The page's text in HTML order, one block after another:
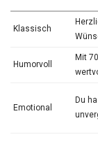
Klassisch
Humorvoll
Mit
Emotional
Du